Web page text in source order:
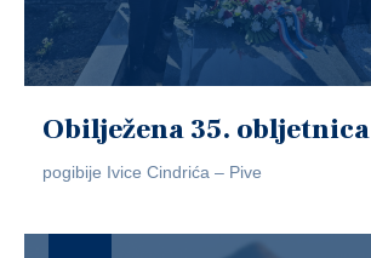
Obilježena 35. obljetnica
pogibije Ivice Cindrića – Pive